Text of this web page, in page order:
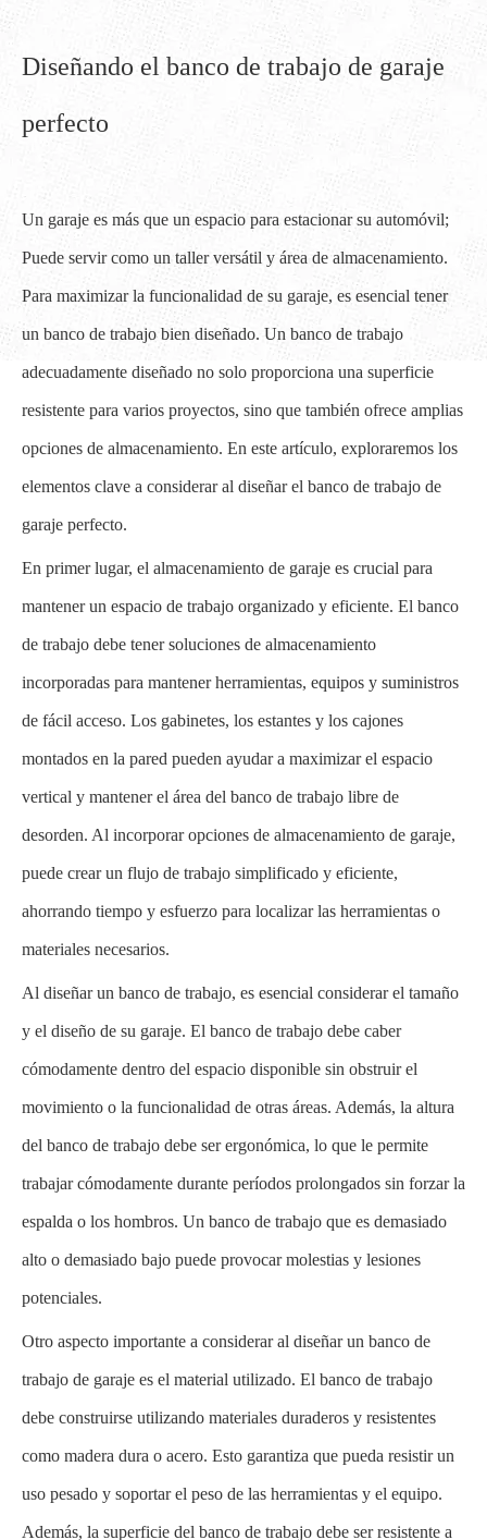
Diseñando el banco de trabajo de garaje
perfecto
Un garaje es más que un espacio para estacionar su automóvil;
Puede servir como un taller versátil y área de almacenamiento.
Para maximizar la funcionalidad de su garaje, es esencial tener
un banco de trabajo bien diseñado. Un banco de trabajo
adecuadamente diseñado no solo proporciona una superficie
resistente para varios proyectos, sino que también ofrece amplias
opciones de almacenamiento. En este artículo, exploraremos los
elementos clave a considerar al diseñar el banco de trabajo de
garaje perfecto.
En primer lugar, el almacenamiento de garaje es crucial para
mantener un espacio de trabajo organizado y eficiente. El banco
de trabajo debe tener soluciones de almacenamiento
incorporadas para mantener herramientas, equipos y suministros
de fácil acceso. Los gabinetes, los estantes y los cajones
montados en la pared pueden ayudar a maximizar el espacio
vertical y mantener el área del banco de trabajo libre de
desorden. Al incorporar opciones de almacenamiento de garaje,
puede crear un flujo de trabajo simplificado y eficiente,
ahorrando tiempo y esfuerzo para localizar las herramientas o
materiales necesarios.
Al diseñar un banco de trabajo, es esencial considerar el tamaño
y el diseño de su garaje. El banco de trabajo debe caber
cómodamente dentro del espacio disponible sin obstruir el
movimiento o la funcionalidad de otras áreas. Además, la altura
del banco de trabajo debe ser ergonómica, lo que le permite
trabajar cómodamente durante períodos prolongados sin forzar la
espalda o los hombros. Un banco de trabajo que es demasiado
alto o demasiado bajo puede provocar molestias y lesiones
potenciales.
Otro aspecto importante a considerar al diseñar un banco de
trabajo de garaje es el material utilizado. El banco de trabajo
debe construirse utilizando materiales duraderos y resistentes
como madera dura o acero. Esto garantiza que pueda resistir un
uso pesado y soportar el peso de las herramientas y el equipo.
Además, la superficie del banco de trabajo debe ser resistente a